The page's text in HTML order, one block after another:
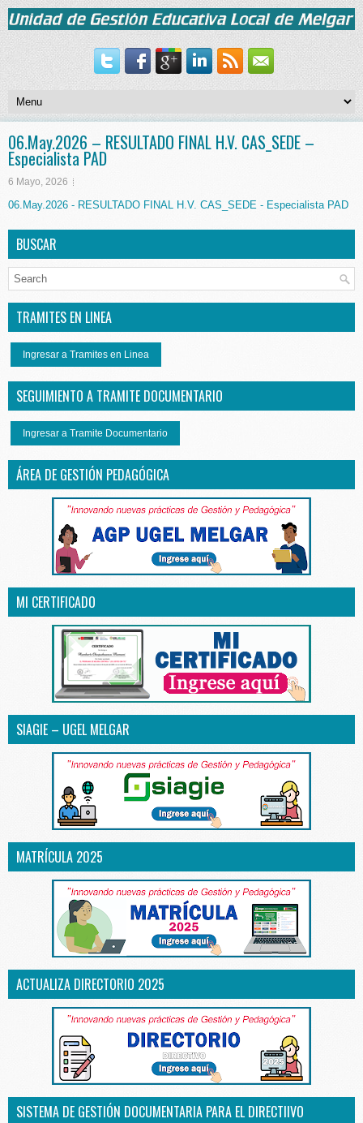
06.May.2026 – RESULTADO FINAL H.V. CAS_SEDE –
Especialista PAD
6 Mayo, 2026
06.May.2026 - RESULTADO FINAL H.V. CAS_SEDE - Especialista PAD
BUSCAR
TRAMITES EN LINEA
Ingresar a Tramites en Linea
SEGUIMIENTO A TRAMITE DOCUMENTARIO
Ingresar a Tramite Documentario
ÁREA DE GESTIÓN PEDAGÓGICA
MI CERTIFICADO
SIAGIE – UGEL MELGAR
MATRÍCULA 2025
ACTUALIZA DIRECTORIO 2025
SISTEMA DE GESTIÓN DOCUMENTARIA PARA EL DIRECTIIVO